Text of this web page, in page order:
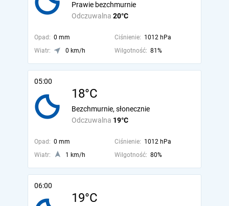
Odczuwalna 20°C
Prawie bezchmurnie
Opad: 0 mm Ciśnienie: 1012 hPa
Wiatr:
0 km/h Wilgotność: 81%
05:00
18°C
Odczuwalna 19°C
Bezchmurnie, słonecznie
Opad: 0 mm Ciśnienie: 1012 hPa
Wiatr:
1 km/h Wilgotność: 80%
06:00
19°C